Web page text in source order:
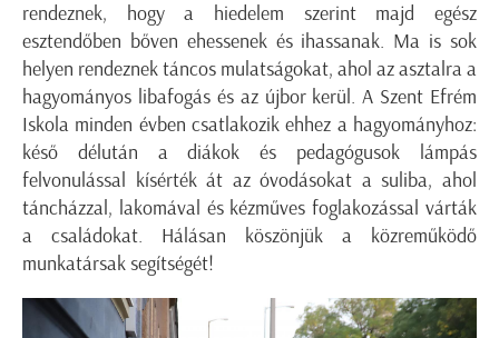
rendeznek, hogy a hiedelem szerint majd egész
esztendőben bőven ehessenek és ihassanak. Ma is sok
helyen rendeznek táncos mulatságokat, ahol az asztalra a
hagyományos libafogás és az újbor kerül. A Szent Efrém
Iskola minden évben csatlakozik ehhez a hagyományhoz:
késő délután a diákok és pedagógusok lámpás
felvonulással kísérték át az óvodásokat a suliba, ahol
táncházzal, lakomával és kézműves foglakozással várták
a családokat. Hálásan köszönjük a közreműködő
munkatársak segítségét!